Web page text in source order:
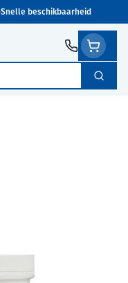
Snelle beschikbaarheid
Zoek